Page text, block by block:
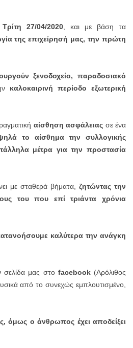
Τρίτη 27/04/2020, και με βάση τα
της επιχείρησή μας, την πρώτη
ξενοδοχείο, παραδοσιακό
καλοκαιρινή περίοδο εξωτερική
αίσθηση ασφάλειας σε ένα
το αίσθημα την συλλογικής
μέτρα για την προστασία
με σταθερά βήματα, ζητώντας την
του που επί τριάντα χρόνια
καλύτερα την ανάγκη
σελίδα μας στο facebook (Αρόλιθος
από το συνεχώς εμπλουτισμένο,
όμως ο άνθρωπος έχει αποδείξει